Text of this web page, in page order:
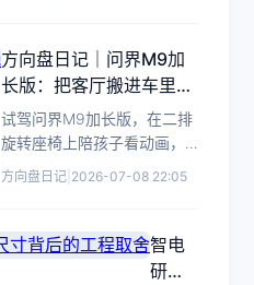
方向盘日记｜问界M9加
长版：把客厅搬进车里的
那个傍晚
试驾问界M9加长版，在二排
旋转座椅上陪孩子看动画，
感受50万级SUV如何用空间
方向盘日记 2026-07-08 22:05
智电
研究